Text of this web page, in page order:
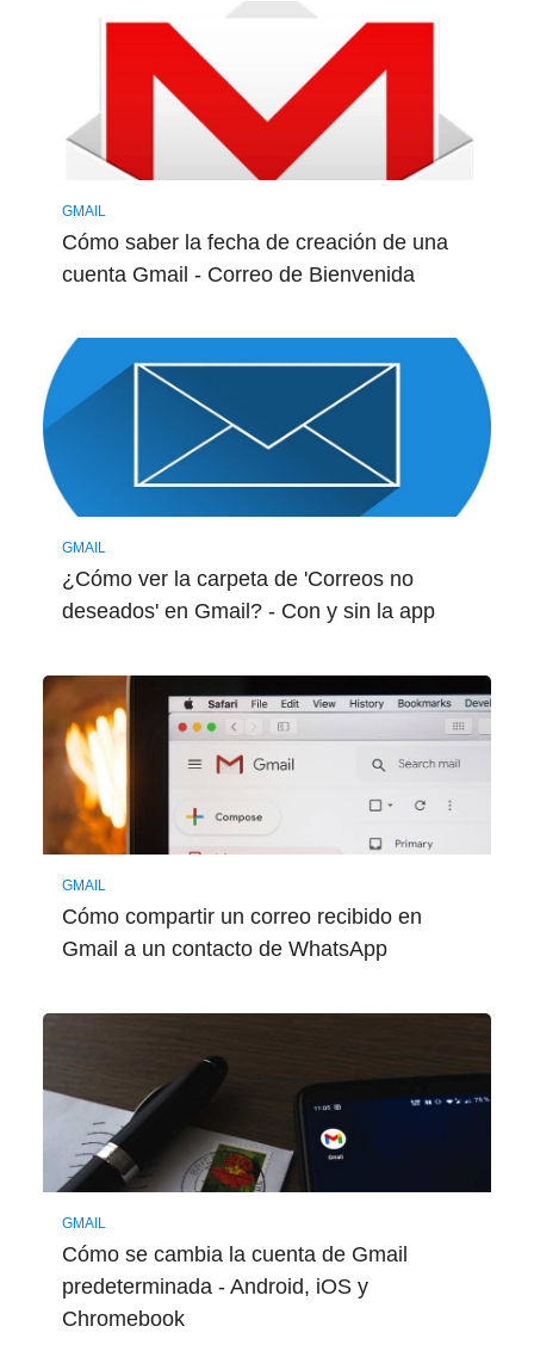
GMAIL
Cómo saber la fecha de creación de una
cuenta Gmail - Correo de Bienvenida
GMAIL
¿Cómo ver la carpeta de 'Correos no
deseados' en Gmail? - Con y sin la app
GMAIL
Cómo compartir un correo recibido en
Gmail a un contacto de WhatsApp
GMAIL
Cómo se cambia la cuenta de Gmail
predeterminada - Android, iOS y
Chromebook